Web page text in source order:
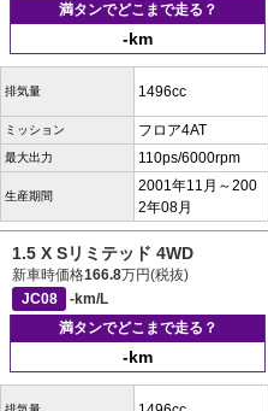
満タンでどこまで走る？
-km
排気量 1496cc
ミッション フロア4AT
最大出力 110ps/6000rpm
生産期間
2001年11月～200
2年08月
1.5 X Sリミテッド 4WD
新車時価格166.8万円(税抜)
JC08
-km/L
満タンでどこまで走る？
-km